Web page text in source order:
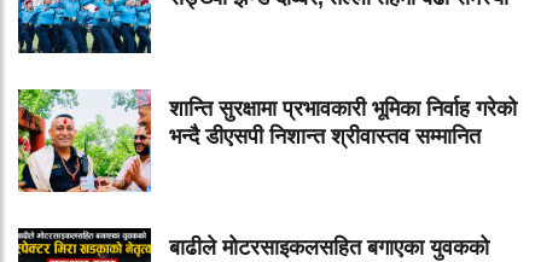
शान्ति सुरक्षामा प्रभावकारी भूमिका निर्वाह गरेको
भन्दै डीएसपी निशान्त श्रीवास्तव सम्मानित
बाढीले मोटरसाइकलसहित बगाएका युवकको